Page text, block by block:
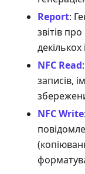
Report:
звітів
декількох
NFC Read
записів,
NFC Write